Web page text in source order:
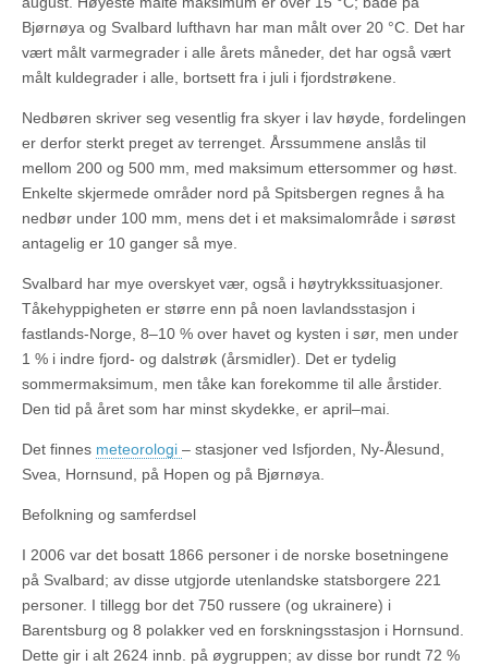
Bjørnøya og Svalbard lufthavn har man målt over 20 °C. Det har
vært målt varmegrader i alle årets måneder, det har også vært
målt kuldegrader i alle, bortsett fra i juli i fjordstrøkene.
Nedbøren skriver seg vesentlig fra skyer i lav høyde, fordelingen
er derfor sterkt preget av terrenget. Årssummene anslås til
mellom 200 og 500 mm, med maksimum ettersommer og høst.
Enkelte skjermede områder nord på Spitsbergen regnes å ha
nedbør under 100 mm, mens det i et maksimalområde i sørøst
antagelig er 10 ganger så mye.
Svalbard har mye overskyet vær, også i høytrykkssituasjoner.
Tåkehyppigheten er større enn på noen lavlandsstasjon i
fastlands-Norge, 8–10 % over havet og kysten i sør, men under
1 % i indre fjord- og dalstrøk (årsmidler). Det er tydelig
sommermaksimum, men tåke kan forekomme til alle årstider.
Den tid på året som har minst skydekke, er april–mai.
Det finnes meteorologi – stasjoner ved Isfjorden, Ny-Ålesund,
Svea, Hornsund, på Hopen og på Bjørnøya.
Befolkning og samferdsel
I 2006 var det bosatt 1866 personer i de norske bosetningene
på Svalbard; av disse utgjorde utenlandske statsborgere 221
personer. I tillegg bor det 750 russere (og ukrainere) i
Barentsburg og 8 polakker ved en forskningsstasjon i Hornsund.
Dette gir i alt 2624 innb. på øygruppen; av disse bor rundt 72 %